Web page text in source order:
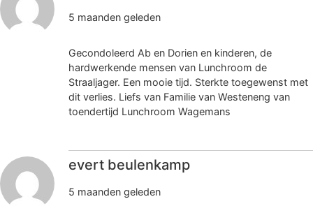
5 maanden geleden
Gecondoleerd Ab en Dorien en kinderen, de
hardwerkende mensen van Lunchroom de
Straaljager. Een mooie tijd. Sterkte toegewenst met
dit verlies. Liefs van Familie van Westeneng van
toendertijd Lunchroom Wagemans
evert beulenkamp
5 maanden geleden